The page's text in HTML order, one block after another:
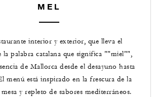
MEL
interior y exterior, que lleva el
la palabra catalana que significa ""miel"",
de Mallorca desde el desayuno hasta
menú está inspirado en la frescura de la
y repleto de sabores mediterráneos.